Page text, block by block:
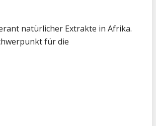
natürlicher Extrakte in Afrika.
für die